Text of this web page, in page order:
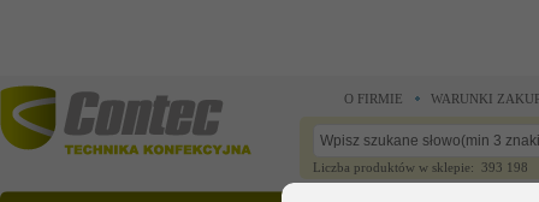
O FIRMIE WARUNKI
Liczba produktów w sklepie: 393 198